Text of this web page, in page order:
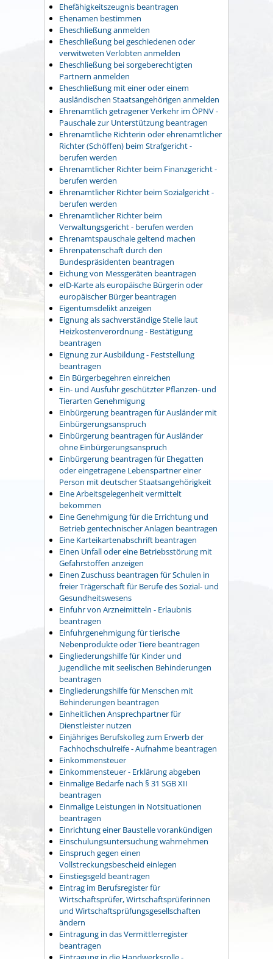
Ehefähigkeitszeugnis beantragen
Ehenamen bestimmen
Eheschließung anmelden
Eheschließung bei geschiedenen oder
verwitweten Verlobten anmelden
Eheschließung bei sorgeberechtigten
Partnern anmelden
Eheschließung mit einer oder einem
ausländischen Staatsangehörigen anmelden
Ehrenamtlich getragener Verkehr im ÖPNV -
Pauschale zur Unterstützung beantragen
Ehrenamtliche Richterin oder ehrenamtlicher
Richter (Schöffen) beim Strafgericht -
berufen werden
Ehrenamtlicher Richter beim Finanzgericht -
berufen werden
Ehrenamtlicher Richter beim Sozialgericht -
berufen werden
Ehrenamtlicher Richter beim
Verwaltungsgericht - berufen werden
Ehrenamtspauschale geltend machen
Ehrenpatenschaft durch den
Bundespräsidenten beantragen
Eichung von Messgeräten beantragen
eID-Karte als europäische Bürgerin oder
europäischer Bürger beantragen
Eigentumsdelikt anzeigen
Eignung als sachverständige Stelle laut
Heizkostenverordnung - Bestätigung
beantragen
Eignung zur Ausbildung - Feststellung
beantragen
Ein Bürgerbegehren einreichen
Ein- und Ausfuhr geschützter Pflanzen- und
Tierarten Genehmigung
Einbürgerung beantragen für Ausländer mit
Einbürgerungsanspruch
Einbürgerung beantragen für Ausländer
ohne Einbürgerungsanspruch
Einbürgerung beantragen für Ehegatten
oder eingetragene Lebenspartner einer
Person mit deutscher Staatsangehörigkeit
Eine Arbeitsgelegenheit vermittelt
bekommen
Eine Genehmigung für die Errichtung und
Betrieb gentechnischer Anlagen beantragen
Eine Karteikartenabschrift beantragen
Einen Unfall oder eine Betriebsstörung mit
Gefahrstoffen anzeigen
Einen Zuschuss beantragen für Schulen in
freier Trägerschaft für Berufe des Sozial- und
Gesundheitswesens
Einfuhr von Arzneimitteln - Erlaubnis
beantragen
Einfuhrgenehmigung für tierische
Nebenprodukte oder Tiere beantragen
Eingliederungshilfe für Kinder und
Jugendliche mit seelischen Behinderungen
beantragen
Eingliederungshilfe für Menschen mit
Behinderungen beantragen
Einheitlichen Ansprechpartner für
Dienstleister nutzen
Einjähriges Berufskolleg zum Erwerb der
Fachhochschulreife - Aufnahme beantragen
Einkommensteuer
Einkommensteuer - Erklärung abgeben
Einmalige Bedarfe nach § 31 SGB XII
beantragen
Einmalige Leistungen in Notsituationen
beantragen
Einrichtung einer Baustelle vorankündigen
Einschulungsuntersuchung wahrnehmen
Einspruch gegen einen
Vollstreckungsbescheid einlegen
Einstiegsgeld beantragen
Eintrag im Berufsregister für
Wirtschaftsprüfer, Wirtschaftsprüferinnen
und Wirtschaftsprüfungsgesellschaften
ändern
Eintragung in das Vermittlerregister
beantragen